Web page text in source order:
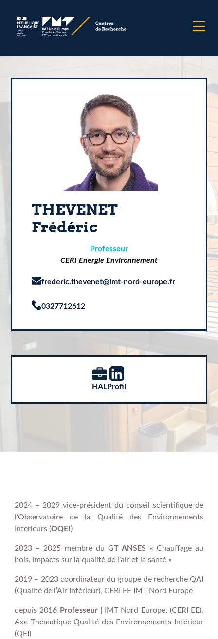
THEVENET
Frédéric
Professeur
CERI Energie Environnement
frederic.thevenet@imt-nord-europe.fr
0327712612
HALProfil
2024 – 2029 vice-président du conseil scientifique de
l’Observatoire de la Qualité des Environnements
Intérieurs (OQEI )
2023 – 2025 membre duGT ANSES « Chauffage au
bois, impacts sur la qualité de l’air et la santé »
2019 – 2023 coordinateur du groupe de recherche QAI
(Qualité de l’Air Intérieur), CERI EE IMT Nord Europe
depuis 2016 Professeur
IMT Nord Europe, (CERI EE),
Axe ThématiqueQualité des Environnements Intérieur
(QEI)